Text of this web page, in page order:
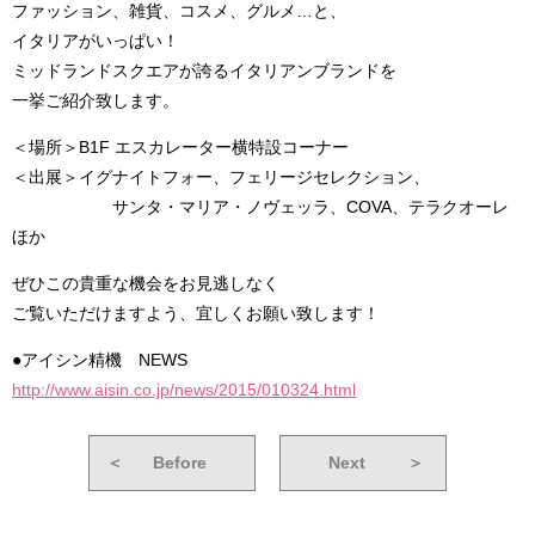
ファッション、雑貨、コスメ、グルメ…と、
イタリアがいっぱい！
ミッドランドスクエアが誇るイタリアンブランドを
一挙ご紹介致します。
＜場所＞B1F エスカレーター横特設コーナー
＜出展＞イグナイトフォー、フェリージセレクション、
サンタ・マリア・ノヴェッラ、COVA、テラクオーレ
ほか
ぜひこの貴重な機会をお見逃しなく
ご覧いただけますよう、宜しくお願い致します！
●アイシン精機 NEWS
http://www.aisin.co.jp/news/2015/010324.html
＜ Before Next ＞